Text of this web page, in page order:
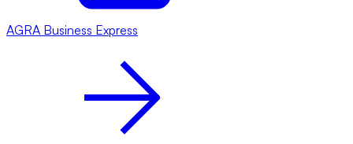
AGRA Business Express